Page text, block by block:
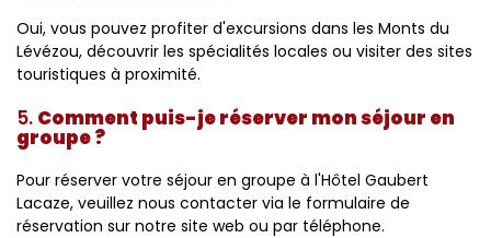
Oui, vous pouvez profiter d'excursions dans les Monts du
Lévézou, découvrir les spécialités locales ou visiter des sites
touristiques à proximité.
5. Comment puis-je réserver mon séjour en
groupe ?
Pour réserver votre séjour en groupe à l'Hôtel Gaubert
Lacaze, veuillez nous contacter via le formulaire de
réservation sur notre site web ou par téléphone.